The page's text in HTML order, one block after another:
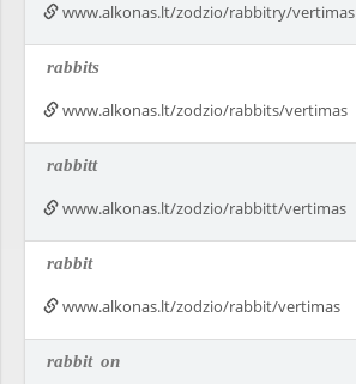
www.alkonas.lt/zodzio/rabbitry/vertimas
rabbits
www.alkonas.lt/zodzio/rabbits/vertimas
rabbitt
www.alkonas.lt/zodzio/rabbitt/vertimas
rabbit
www.alkonas.lt/zodzio/rabbit/vertimas
rabbit on